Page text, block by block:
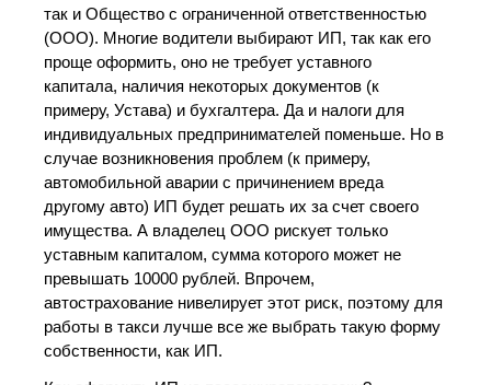
так и Общество с ограниченной ответственностью
(ООО). Многие водители выбирают ИП, так как его
проще оформить, оно не требует уставного
капитала, наличия некоторых документов (к
примеру, Устава) и бухгалтера. Да и налоги для
индивидуальных предпринимателей поменьше. Но в
случае возникновения проблем (к примеру,
автомобильной аварии с причинением вреда
другому авто) ИП будет решать их за счет своего
имущества. А владелец ООО рискует только
уставным капиталом, сумма которого может не
превышать 10000 рублей. Впрочем,
автострахование нивелирует этот риск, поэтому для
работы в такси лучше все же выбрать такую форму
собственности, как ИП.